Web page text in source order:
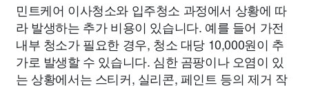
민트케어 이사청소와 입주청소 과정에서 상황에 따
라 발생하는 추가 비용이 있습니다. 예를 들어 가전
내부 청소가 필요한 경우, 청소 대당 10,000원이 추
가로 발생할 수 있습니다. 심한 곰팡이나 오염이 있
는 상황에서는 스티커, 실리콘, 페인트 등의 제거 작